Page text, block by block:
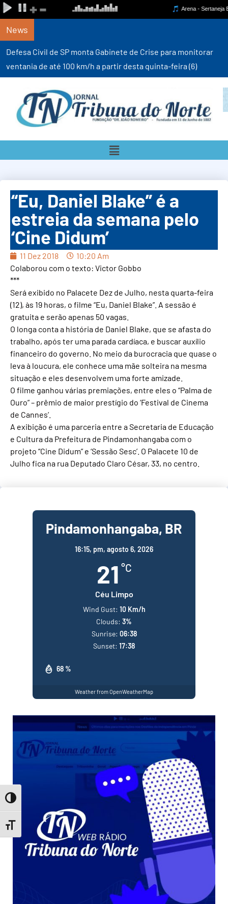
Toggle High Contrast
Toggle Font size
News
Defesa Civil de SP monta Gabinete de Crise para monitorar
ventania de até 100 km/h a partir desta quinta-feira (6)
“Eu, Daniel Blake” é a
estreia da semana pelo
‘Cine Didum’
11 Dez 2018
10:20 Am
Colaborou com o texto: Victor Gobbo
***
Será exibido no Palacete Dez de Julho, nesta quarta-feira
(12), às 19 horas, o filme “Eu, Daniel Blake”. A sessão é
gratuita e serão apenas 50 vagas.
O longa conta a história de Daniel Blake, que se afasta do
trabalho, após ter uma parada cardíaca, e buscar auxílio
financeiro do governo. No meio da burocracia que quase o
leva à loucura, ele conhece uma mãe solteira na mesma
situação e eles desenvolvem uma forte amizade.
O filme ganhou várias premiações, entre eles o “Palma de
Ouro” – prêmio de maior prestígio do ‘Festival de Cinema
de Cannes’.
A exibição é uma parceria entre a Secretaria de Educação
e Cultura da Prefeitura de Pindamonhangaba com o
projeto “Cine Didum” e ‘Sessão Sesc’. O Palacete 10 de
Julho fica na rua Deputado Claro César, 33, no centro.
Pindamonhangaba, BR
16:15, pm, agosto 6, 2026
21 °C
Céu Limpo
68 %
Wind Gust: 10 Km/h
Clouds: 3%
Sunrise: 06:38
Sunset: 17:38
Weather from OpenWeatherMap